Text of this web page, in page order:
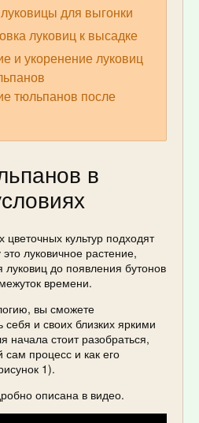
для выгонки
луковиц к высадке
и укоренение луковиц
тюльпанов после
в
культур подходят
луковичное растение,
до появления бутонов
времени.
вы сможете
себя и своих близких яркими
начала стоит разобраться,
сам процесс и как его
1).
описана в видео.